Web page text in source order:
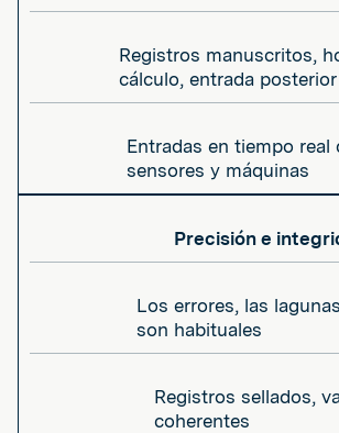
Registros manuscritos,
cálculo, entrada
Entradas en tiempo real
sensores y máquinas
Precisión e
Los errores, las
son habituales
Registros sellados,
coherentes